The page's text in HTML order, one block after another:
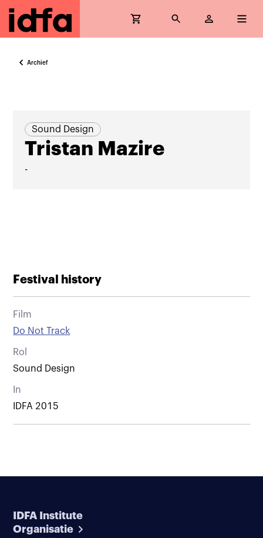
Archief
Sound Design
Tristan Mazire
-
Festival history
Film
Do Not Track
Rol
Sound Design
In
IDFA 2015
IDFA Institute
Organisatie